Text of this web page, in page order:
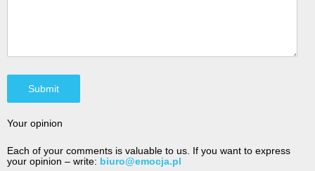
Your opinion
Each of your comments is valuable to us. If you want to express
your opinion – write: biuro@emocja.pl